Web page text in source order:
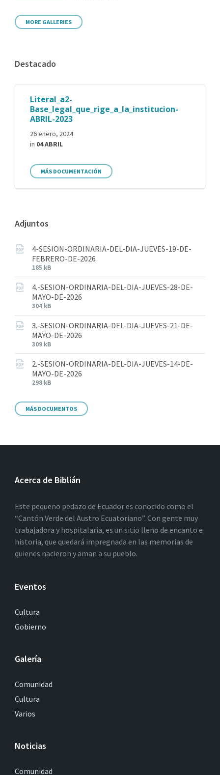
MORE GALLERIES
Destacado
Literal_a2-
Base_legal_que_rige_a_la_institucion-
ABRIL-2023
26 enero, 2024
in 04 ABRIL
MÁS DOCUMENTACIÓN
Adjuntos
4-SESION-ORDINARIA-DEL-DIA-JUEVES-19-DE-
FEBRERO-DE-2026
185 kB
4.-SESION-ORDINARIA-DEL-DIA-JUEVES-28-DE-
MAYO-DE-2026
304 kB
3.-SESION-ORDINARIA-DEL-DIA-JUEVES-21-DE-
MAYO-DE-2026
309 kB
2.-SESION-ORDINARIA-DEL-DIA-JUEVES-14-DE-
MAYO-DE-2026
298 kB
MÁS DOCUMENTOS
Acerca de Biblián
Este pequeño pedazo de Ecuador es conocido como el
“Cantón Verde del Austro Ecuatoriano”. Con gente muy
trabajadora y hospitalaria, es un sitio lleno de encanto e
historia, que quedará impregnada en las memorias de
quienes nacieron y aman a su pueblo.
Eventos
Cultura
Gobierno
Galería
Comunidad
Cultura
Varios
Noticias
Comunidad